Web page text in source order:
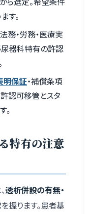
す。
法務・労務・医療実
器科特有の許認
明保証・補償条項
認可移管とスタ
。
特有の注意
透析併設の有無・
握ります。患者基